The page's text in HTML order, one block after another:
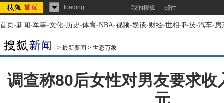
loading... 我的搜狐 邮件
首页-新闻-军事-文化-历史-体育-NBA-视频-娱谈-财经-世相-科技-汽车-房
> 最新要闻 > 世态万象
调查称80后女性对男友要求收